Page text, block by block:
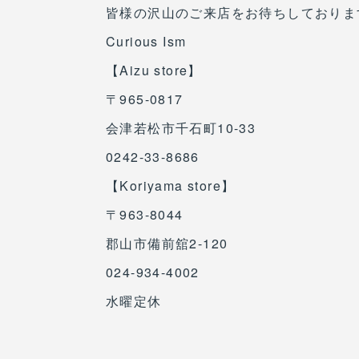
皆様の沢山のご来店をお待ちしており
Curious Ism
【Aizu store】
〒965-0817
会津若松市千石町10-33
0242-33-8686
【Koriyama store】
〒963-8044
郡山市備前舘2-120
024-934-4002
水曜定休